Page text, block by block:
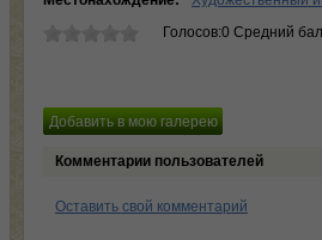
Голосов:0 Средний
Комментарии пользователей
Оставить свой комментарий